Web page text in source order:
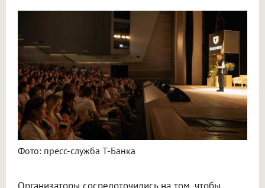
Фото: пресс-служба Т-Банка